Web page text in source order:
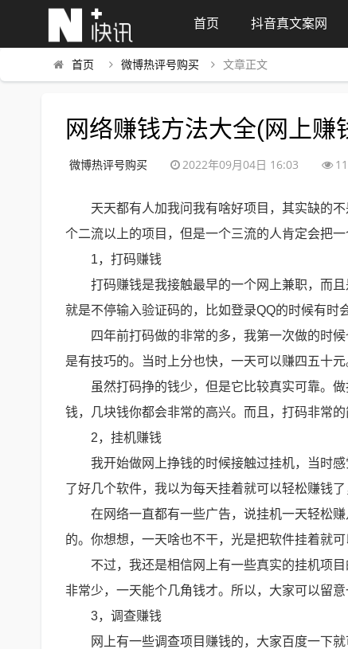
首页 抖音真文案网
首页 微博热评号购买 文章正文
网络赚钱方法大全(网上赚
微博热评号购买 2022年09月04日 16:03
天天都有人加我问我有啥好项目，其实缺的
个二流以上的项目，但是一个三流的人肯定会把
1，打码赚钱
打码赚钱是我接触最早的一个网上兼职，而
就是不停输入验证码的，比如登录QQ的时候有时
四年前打码做的非常的多，我第一次做的时
是有技巧的。当时上分也快，一天可以赚四五十
虽然打码挣的钱少，但是它比较真实可靠。
钱，几块钱你都会非常的高兴。而且，打码非常
2，挂机赚钱
我开始做网上挣钱的时候接触过挂机，当时
了好几个软件，我以为每天挂着就可以轻松赚钱
在网络一直都有一些广告，说挂机一天轻松
的。你想想，一天啥也不干，光是把软件挂着就
不过，我还是相信网上有一些真实的挂机项
非常少，一天能个几角钱才。所以，大家可以留
3，调查赚钱
网上有一些调查项目赚钱的，大家百度一下